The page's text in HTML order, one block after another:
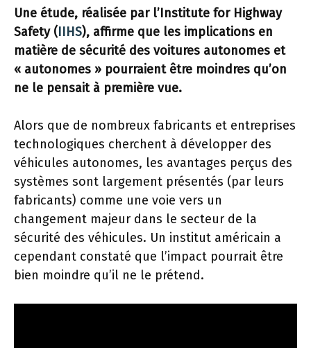
Une étude, réalisée par l’Institute for Highway
Safety (IIHS), affirme que les implications en
matière de sécurité des voitures autonomes et
« autonomes » pourraient être moindres qu’on
ne le pensait à première vue.
Alors que de nombreux fabricants et entreprises
technologiques cherchent à développer des
véhicules autonomes, les avantages perçus des
systèmes sont largement présentés (par leurs
fabricants) comme une voie vers un
changement majeur dans le secteur de la
sécurité des véhicules. Un institut américain a
cependant constaté que l’impact pourrait être
bien moindre qu’il ne le prétend.